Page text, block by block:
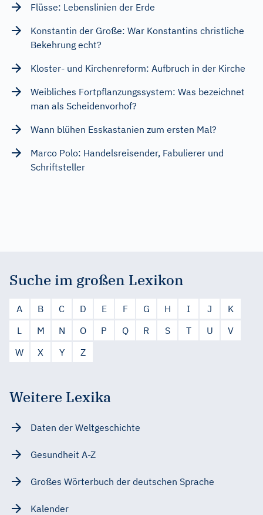
Flüsse: Lebenslinien der Erde
Konstantin der Große: War Konstantins christliche
Bekehrung echt?
Kloster- und Kirchenreform: Aufbruch in der Kirche
Weibliches Fortpflanzungssystem: Was bezeichnet
man als Scheidenvorhof?
Wann blühen Esskastanien zum ersten Mal?
Marco Polo: Handelsreisender, Fabulierer und
Schriftsteller
Suche im großen Lexikon
A B C D E F G H I J
K
L
M N O P Q R S T U
V
W
X Y Z
Weitere Lexika
Daten der Weltgeschichte
Gesundheit A-Z
Großes Wörterbuch der deutschen Sprache
Kalender